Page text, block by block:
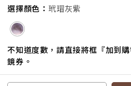
選擇顏色： 玳瑁灰紫
不知道度數，請直接將框『加到
鏡券。
追蹤我們
產品小百科
探索品牌